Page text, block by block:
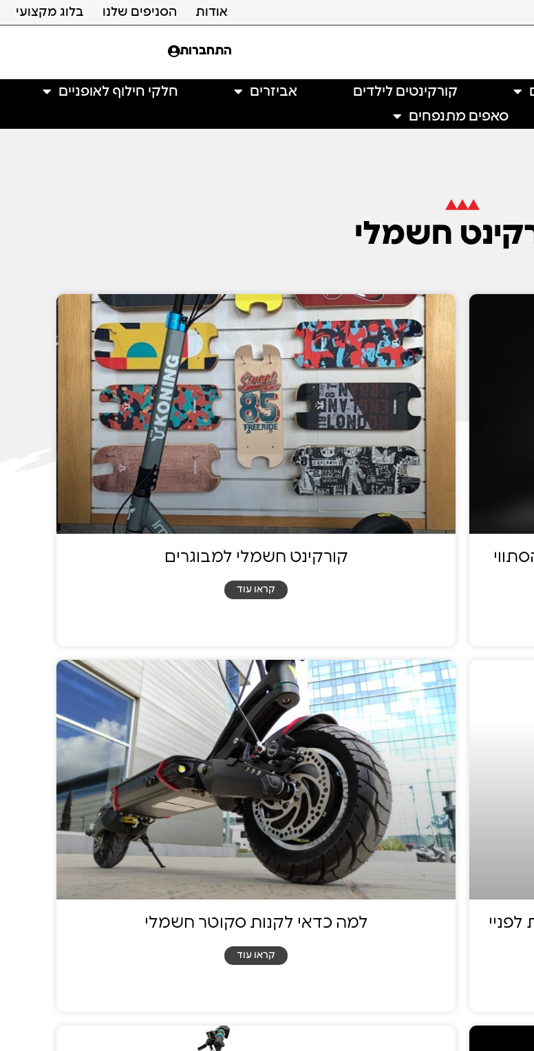
אודות הסניפים שלנו בלוג מקצועי
התחברות
קורקינטים לילדים אביזרים
חלקי חילוף לאופניים
סאפים מתנפחים
חשמלי
קורקינט חשמלי למבוגרים
קראו עוד
למה כדאי לקנות סקוטר חשמלי
קראו עוד